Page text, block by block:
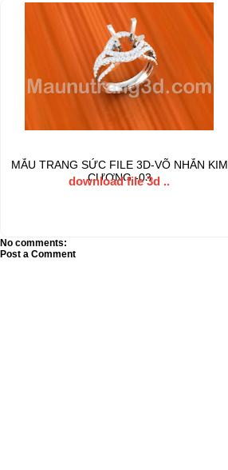
MẪU TRANG SỨC FILE 3D-VÕ NHẪN KIM
CƯƠNG -03
download file 3d ..
No comments:
Post a Comment